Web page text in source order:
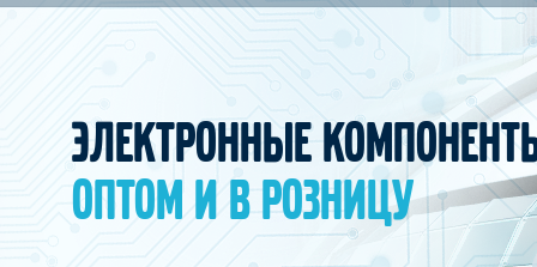
Электронные
оптом и в розницу